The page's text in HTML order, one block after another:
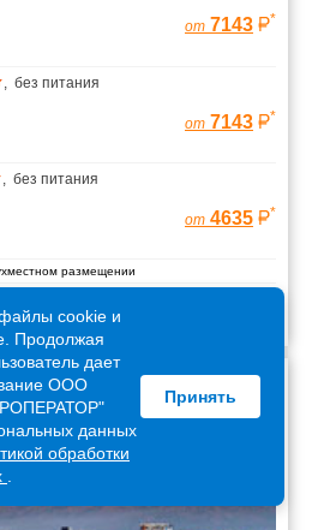
от 7143 *
без питания
от 7143 *
без питания
от 4635 *
размещении
файлы cookie и
Продолжая
дает
ООО
данных
обработки
Принять